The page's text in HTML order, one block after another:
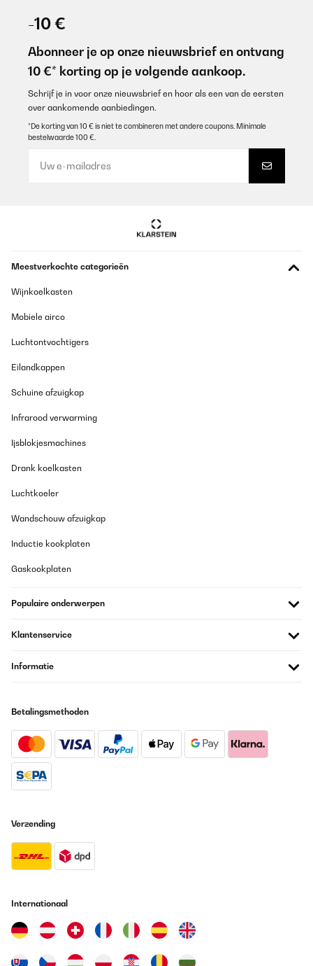
-10 €
Abonneer je op onze nieuwsbrief en ontvang
10 €* korting op je volgende aankoop.
Schrijf je in voor onze nieuwsbrief en hoor als een van de eersten
over aankomende aanbiedingen.
*De korting van 10 € is niet te combineren met andere coupons. Minimale
bestelwaarde 100 €.
Meestverkochte categorieën
Wijnkoelkasten
Mobiele airco
Luchtontvochtigers
Eilandkappen
Schuine afzuigkap
Infrarood verwarming
Ijsblokjesmachines
Drank koelkasten
Luchtkoeler
Wandschouw afzuigkap
Inductie kookplaten
Gaskookplaten
Populaire onderwerpen
Klantenservice
Informatie
Betalingsmethoden
Verzending
Internationaal